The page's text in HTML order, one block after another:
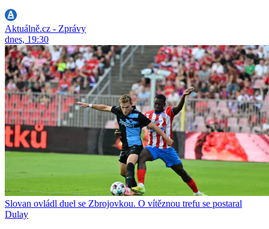
Aktuálně.cz - Zprávy
dnes, 19:30
Slovan ovládl duel se Zbrojovkou. O vítěznou trefu se postaral
Dulay